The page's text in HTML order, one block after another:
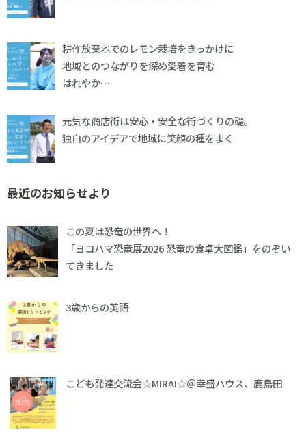
耕作放棄地でのレモン栽培をきっかけに
地域とのつながりを深め愛着を育む
はれやか…
元気な商店街は安心・安全な街づくりの礎。
独自のアイデアで地域に笑顔の種をまく
最近のお知らせより
この夏は恐竜の世界へ！
「ヨコハマ恐竜展2026 恐竜の食卓大図鑑」をのぞい
てきました
3歳からの英語
こども発達交流会☆MIRAI☆＠幸盛ハウス、鹿島田